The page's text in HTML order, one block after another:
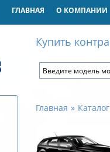
ГЛАВНАЯ О КОМПАНИИ
Купить
Главная Каталог